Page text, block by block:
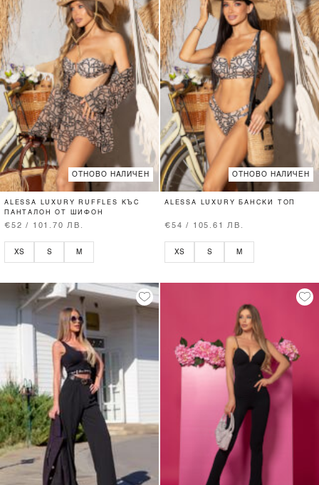
ОТНОВО НАЛИЧЕН
ALESSA LUXURY RUFFLES КЪС
ПАНТАЛОН ОТ ШИФОН
€52 / 101.70 ЛВ.
XS S M
ОТНОВО НАЛИЧЕН
ALESSA LUXURY БАНСКИ ТОП
€54 / 105.61 ЛВ.
XS S M